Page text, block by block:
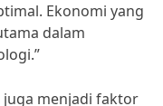
Ekonomi yang
dalam
juga menjadi faktor